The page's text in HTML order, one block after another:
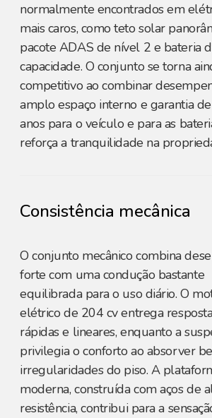
normalmente encontrados em
mais caros, como teto solar
pacote ADAS de nível 2 e bateria
capacidade. O conjunto se torna
competitivo ao combinar
amplo espaço interno e garantia
anos para o veículo e para as
reforça a tranquilidade na
Consistência mecânica
O conjunto mecânico combina
forte com uma condução bastante
equilibrada para o uso diário. O
elétrico de 204 cv entrega
rápidas e lineares, enquanto a
privilegia o conforto ao absorver
irregularidades do piso. A
moderna, construída com aços de
resistência, contribui para a